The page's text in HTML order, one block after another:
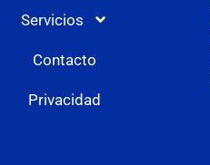
Servicios
Contacto
Privacidad